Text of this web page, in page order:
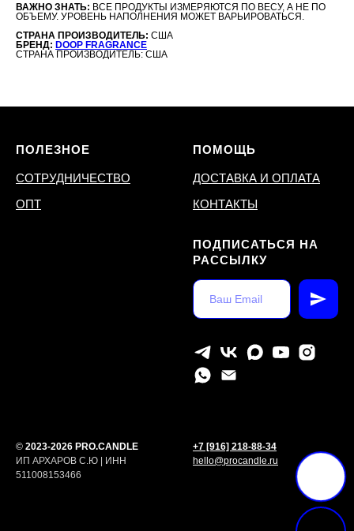
ВАЖНО ЗНАТЬ: ВСЕ ПРОДУКТЫ ИЗМЕРЯЮТСЯ ПО ВЕСУ, А НЕ ПО
ОБЪЕМУ. УРОВЕНЬ НАПОЛНЕНИЯ МОЖЕТ ВАРЬИРОВАТЬСЯ.
СТРАНА ПРОИЗВОДИТЕЛЬ: США
БРЕНД: DOOP FRAGRANCE
СТРАНА ПРОИЗВОДИТЕЛЬ: США
ПОЛЕЗНОЕ
СОТРУДНИЧЕСТВО
ОПТ
ПОМОЩЬ
ДОСТАВКА И ОПЛАТА
КОНТАКТЫ
ПОДПИСАТЬСЯ НА
РАССЫЛКУ
© 2023-2026 PRO.CANDLE
ИП АРХАРОВ С.Ю | ИНН
511008153466
+7 [916] 218-88-34
hello@procandle.ru